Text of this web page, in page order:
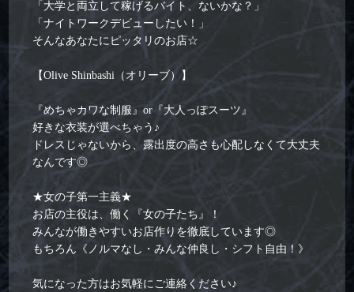
「大学と両立して稼げるバイト、ないかな？」
「ナイトワークデビューしたい！」
そんなあなたにピッタリのお店☆
【Olive Shinbashi（オリーブ）】
『めちゃカワな制服』or『大人っぽスーツ』
好きな衣装が選べちゃう♪
ドレスじゃないから、露出度の高さも心配しなくて大丈夫
なんです◎
★女の子第一主義★
お店の主役は、働く『女の子たち』！
みんなが働きやすいお店作りを徹底しています◎
もちろん《ノルマなし・みんな仲良し・シフト自由！》
気になった方はお気軽にご連絡ください♪